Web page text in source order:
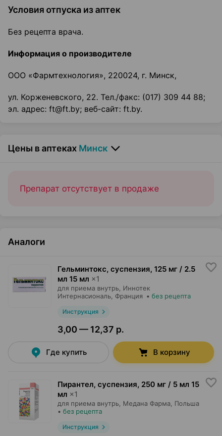
Условия отпуска из аптек
Без рецепта врача.
Информация о производителе
ООО «Фармтехнология», 220024, г. Минск,
ул. Корженевского, 22. Тел./факс: (017) 309 44 88;
эл. адрес: ft@ft.by; веб-сайт: ft.by.
Цены в аптеках Минск
Препарат отсутствует в продаже
Аналоги
Гельминтокс, суспензия, 125 мг / 2.5
мл 15 мл ×1
для приема внутрь, Иннотек
Интернасиональ, Франция • без рецепта
Инструкция
3,00 — 12,37 р.
Где купить В корзину
Пирантел, суспензия, 250 мг / 5 мл 15
мл ×1
для приема внутрь, Медана Фарма, Польша
• без рецепта
Инструкция